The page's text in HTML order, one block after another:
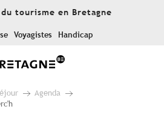
tourisme en Bretagne
Voyagistes Handicap
Agenda